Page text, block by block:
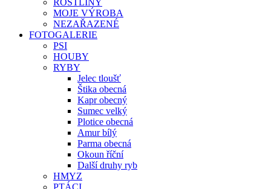
ROSTLINY
MOJE VÝROBA
NEZAŘAZENÉ
FOTOGALERIE
PSI
HOUBY
RYBY
Jelec tloušť
Štika obecná
Kapr obecný
Sumec velký
Plotice obecná
Amur bílý
Parma obecná
Okoun říční
Další druhy ryb
HMYZ
PTÁCI